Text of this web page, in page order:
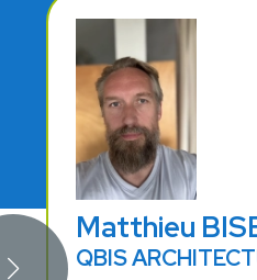
Matthieu
QBIS